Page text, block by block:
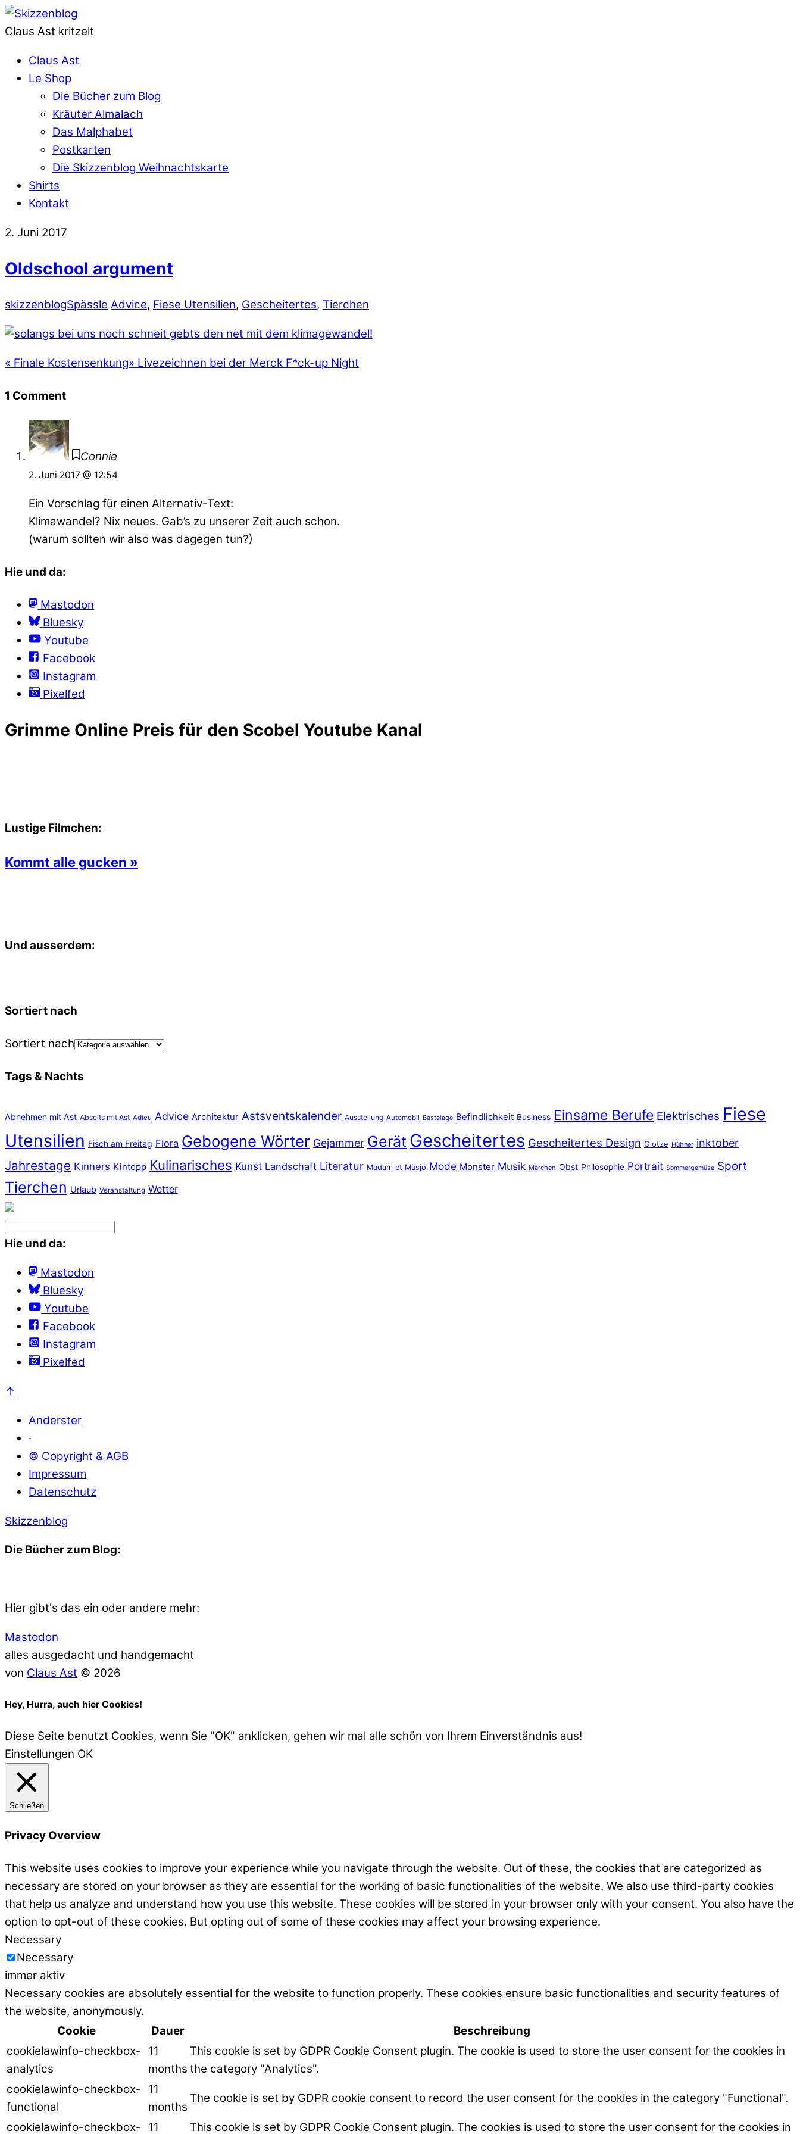
Claus Ast kritzelt
Claus Ast
Le Shop
Die Bücher zum Blog
Kräuter Almalach
Das Malphabet
Postkarten
Die Skizzenblog Weihnachtskarte
Shirts
Kontakt
2. Juni 2017
Oldschool argument
skizzenblogSpässle Advice, Fiese Utensilien, Gescheitertes, Tierchen
« Finale Kostensenkung» Livezeichnen bei der Merck F*ck-up Night
1 Comment
Connie
2. Juni 2017 @ 12:54
Ein Vorschlag für einen Alternativ-Text:
Klimawandel? Nix neues. Gab’s zu unserer Zeit auch schon.
(warum sollten wir also was dagegen tun?)
Hie und da:
Mastodon
Bluesky
Youtube
Facebook
Instagram
Pixelfed
Grimme Online Preis für den Scobel Youtube Kanal
Lustige Filmchen:
Kommt alle gucken »
Und ausserdem:
Sortiert nach
Sortiert nach
Tags & Nachts
Abnehmen mit Ast Abseits mit Ast Adieu Advice Architektur Astsventskalender Ausstellung Automobil Bastelage Befindlichkeit Business Einsame Berufe Elektrisches Fiese
Utensilien Fisch am Freitag Flora Gebogene Wörter Gejammer Gerät Gescheitertes Gescheitertes Design Glotze Hühner inktober
Jahrestage Kinners Kintopp Kulinarisches Kunst Landschaft Literatur Madam et Müsjö Mode Monster Musik Märchen Obst Philosophie Portrait Sommergemüse Sport
Tierchen Urlaub Veranstaltung Wetter
Hie und da:
Mastodon
Bluesky
Youtube
Facebook
Instagram
Pixelfed
↑
Anderster
·
© Copyright & AGB
Impressum
Datenschutz
Skizzenblog
Die Bücher zum Blog:
Hier gibt's das ein oder andere mehr:
Mastodon
alles ausgedacht und handgemacht
von Claus Ast © 2026
Hey, Hurra, auch hier Cookies!
Diese Seite benutzt Cookies, wenn Sie "OK" anklicken, gehen wir mal alle schön von Ihrem Einverständnis aus!
Einstellungen OK
Schließen
Privacy Overview
This website uses cookies to improve your experience while you navigate through the website. Out of these, the cookies that are categorized as
necessary are stored on your browser as they are essential for the working of basic functionalities of the website. We also use third-party cookies
that help us analyze and understand how you use this website. These cookies will be stored in your browser only with your consent. You also have the
option to opt-out of these cookies. But opting out of some of these cookies may affect your browsing experience.
Necessary
Necessary
immer aktiv
Necessary cookies are absolutely essential for the website to function properly. These cookies ensure basic functionalities and security features of
the website, anonymously.
Cookie
Dauer
Beschreibung
cookielawinfo-checkbox-
analytics
11
months
This cookie is set by GDPR Cookie Consent plugin. The cookie is used to store the user consent for the cookies in
the category "Analytics".
cookielawinfo-checkbox-
functional
11
months
The cookie is set by GDPR cookie consent to record the user consent for the cookies in the category "Functional".
cookielawinfo-checkbox- 11 This cookie is set by GDPR Cookie Consent plugin. The cookies is used to store the user consent for the cookies in